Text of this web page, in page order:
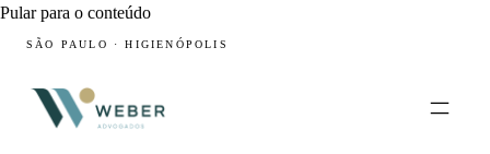
Pular para o conteúdo
SÃO PAULO · HIGIENÓPOLIS